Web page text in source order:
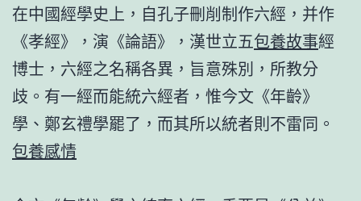
在中國經學史上，自孔子刪削制作六經，并作
《孝經》，演《論語》，漢世立五包養故事經
博士，六經之名稱各異，旨意殊別，所教分
歧。有一經而能統六經者，惟今文《年齡》
學、鄭玄禮學罷了，而其所以統者則不雷同。
包養感情